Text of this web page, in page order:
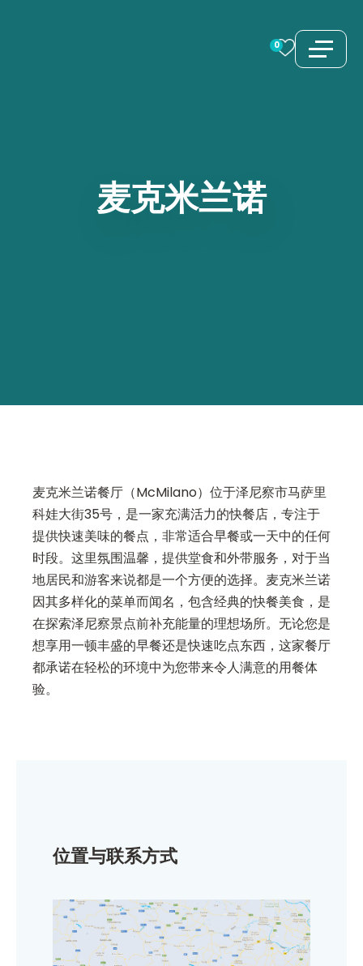
0
麦克米兰诺
麦克米兰诺餐厅（McMilano）位于泽尼察市马萨里
科娃大街35号，是一家充满活力的快餐店，专注于
提供快速美味的餐点，非常适合早餐或一天中的任何
时段。这里氛围温馨，提供堂食和外带服务，对于当
地居民和游客来说都是一个方便的选择。麦克米兰诺
因其多样化的菜单而闻名，包含经典的快餐美食，是
在探索泽尼察景点前补充能量的理想场所。无论您是
想享用一顿丰盛的早餐还是快速吃点东西，这家餐厅
都承诺在轻松的环境中为您带来令人满意的用餐体
验。
位置与联系方式